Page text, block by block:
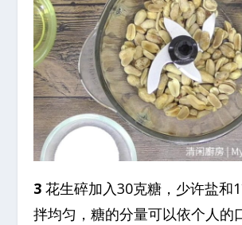
3 花生碎加入30克糖，少许盐和
拌均匀，糖的分量可以依个人的